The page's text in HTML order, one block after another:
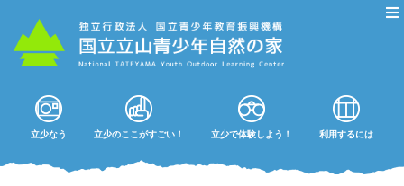
立少なう 立少のここがすごい！ 立少で体験しよう！ 利用するには